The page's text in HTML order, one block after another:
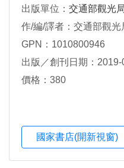
出版單位： 交通部觀光
作/編/譯者：交通部觀
GPN：1010800946
出版／創刊日期：2019-
價格：380
國家書店(開新視窗)